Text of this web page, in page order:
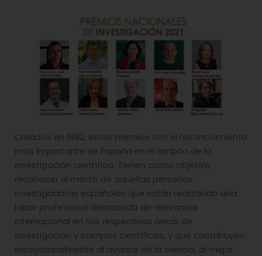
Creados en 1982, estos premios son el reconocimiento
más importante de España en el ámbito de la
investigación científica. Tienen como objetivo
reconocer el mérito de aquellas personas
investigadoras españolas que están realizando una
labor profesional destacada de relevancia
internacional en sus respectivas áreas de
investigación y campos científicos, y que contribuyen
excepcionalmente al avance de la ciencia, al mejor